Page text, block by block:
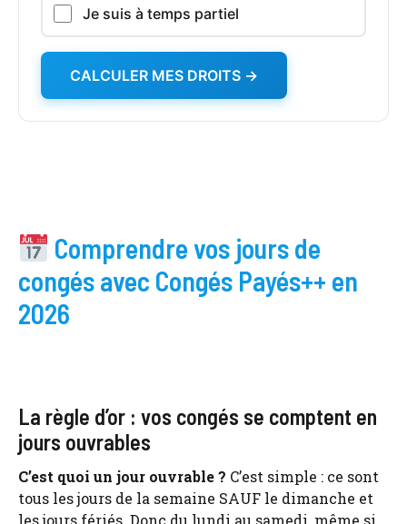
Je suis à temps partiel
CALCULER MES DROITS →
Comprendre vos jours de
congés avec Congés Payés++ en
2026
La règle d’or : vos congés se comptent en
jours ouvrables
C’est quoi un jour ouvrable ? C’est simple : ce sont
tous les jours de la semaine SAUF le dimanche et
les jours fériés. Donc du lundi au samedi, même si